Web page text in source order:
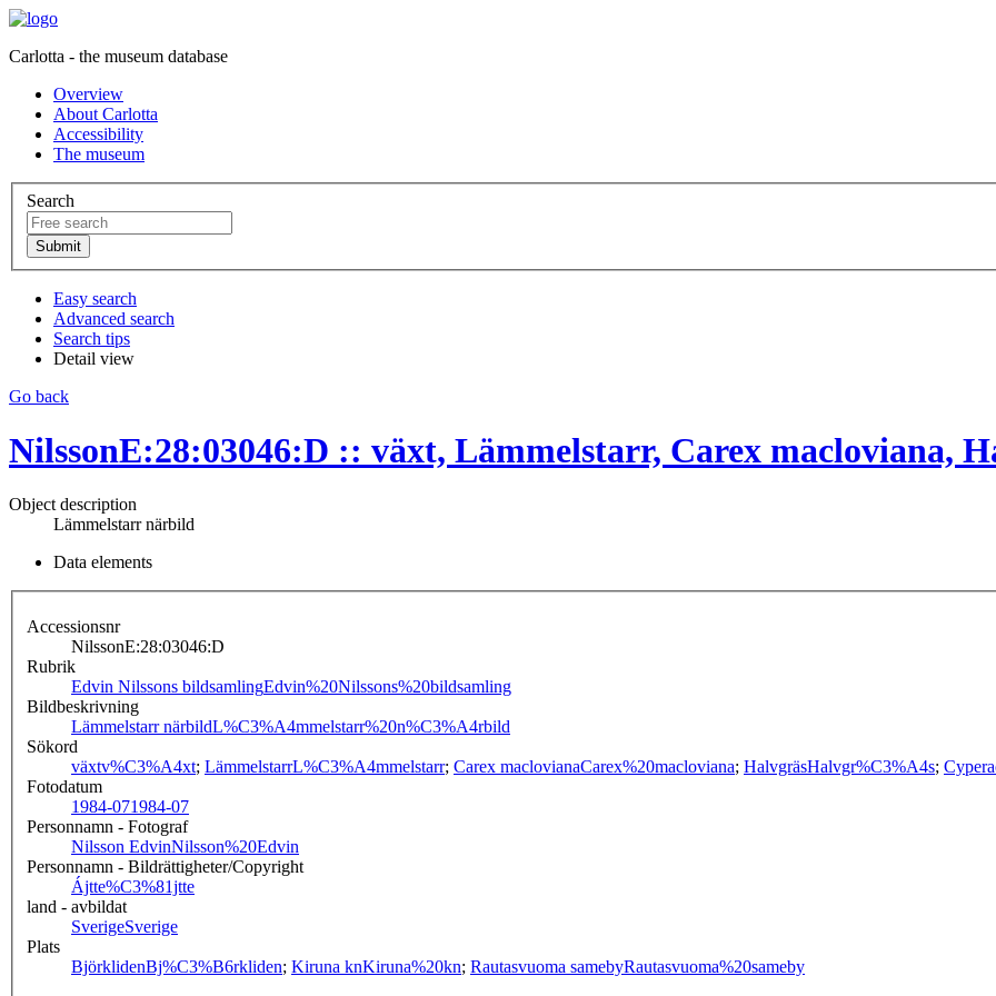
Carlotta - the museum database
Overview
About Carlotta
Accessibility
The museum
Search
Easy search
Advanced search
Search tips
Detail view
Go back
NilssonE:28:03046:D :: växt, Lämmelstarr, Carex macloviana,
Object description
Lämmelstarr närbild
Data elements
Accessionsnr
NilssonE:28:03046:D
Rubrik
Edvin Nilssons bildsamlingEdvin%20Nilssons%20bildsamling
Bildbeskrivning
Lämmelstarr närbildL%C3%A4mmelstarr%20n%C3%A4rbild
Sökord
växtv%C3%A4xt; LämmelstarrL%C3%A4mmelstarr; Carex maclovianaCarex%20macloviana; HalvgräsHalvgr%C3%A4s;
Fotodatum
1984-071984-07
Personnamn - Fotograf
Nilsson EdvinNilsson%20Edvin
Personnamn - Bildrättigheter/Copyright
Ájtte%C3%81jtte
land - avbildat
SverigeSverige
Plats
BjörklidenBj%C3%B6rkliden; Kiruna knKiruna%20kn; Rautasvuoma samebyRautasvuoma%20sameby